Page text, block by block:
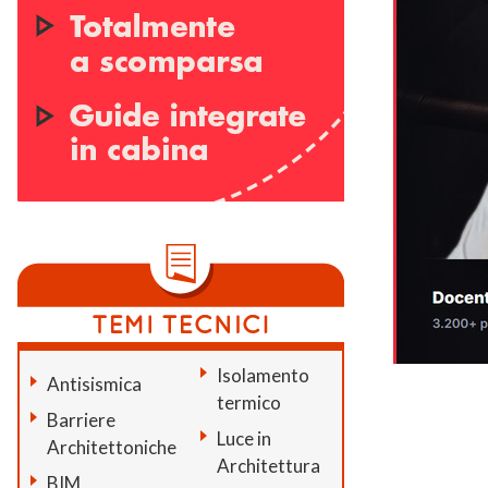
Antisismica
Barriere
Architettoniche
BIM
Isolamento
termico
Luce in
Architettura